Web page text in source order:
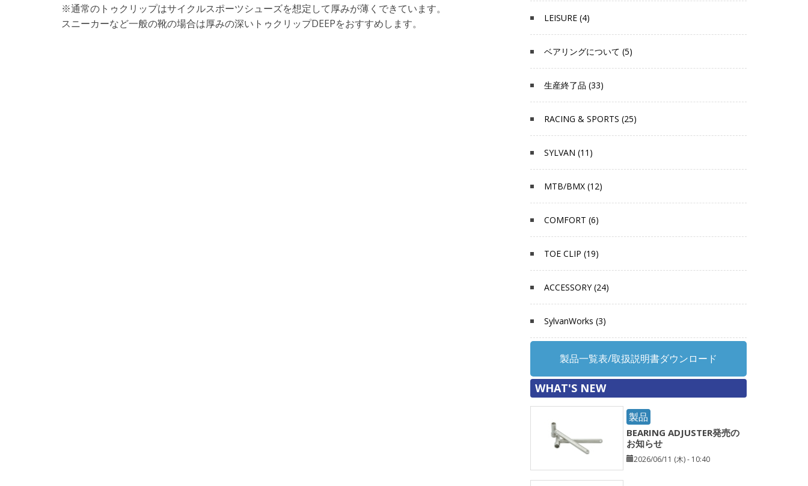
※通常のトゥクリップはサイクルスポーツシューズを想定して厚みが薄くできています。
スニーカーなど一般の靴の場合は厚みの深いトゥクリップDEEPをおすすめします。
LEISURE (4)
ベアリングについて (5)
生産終了品 (33)
RACING & SPORTS (25)
SYLVAN (11)
MTB/BMX (12)
COMFORT (6)
TOE CLIP (19)
ACCESSORY (24)
SylvanWorks (3)
製品一覧表/取扱説明書ダウンロード
WHAT'S NEW
製品
BEARING ADJUSTER発売の
お知らせ
2026/06/11 (木) - 10:40